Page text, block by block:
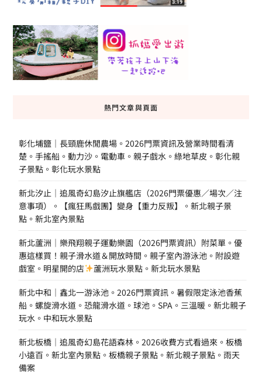
熱門文章與頁面
彰化埔鹽｜長頸鹿休閒農場。2026門票資訊及營業時間看清
楚。手搖船。動力沙。電動車。親子戲水。綠地草皮。彰化親
子景點。彰化玩水景點
新北汐止｜追風奇幻島汐止旗艦店（2026門票優惠／場次／注
意事項）。【瘋狂馬戲團】變身【重力反叛】。新北親子景
點。新北室內景點
新北蘆洲｜樂飛翔親子運動樂園（2026門票資訊）附菜單。優
惠這樣買！親子滑水道＆開放時間。親子室內游泳池。附設遊
戲室。明星開的店
蘆洲玩水景點。新北玩水景點
新北中和｜鑫北一游泳池。2026門票資訊。暑假限定泳池香蕉
船。螺旋滑水道。恐龍滑水道。球池。SPA。三溫暖。新北親子
玩水。中和玩水景點
新北板橋｜追風奇幻島花語森林。2026收費方式看過來。板橋
小遠百。新北室內景點。板橋親子景點。新北親子景點。雨天
備案